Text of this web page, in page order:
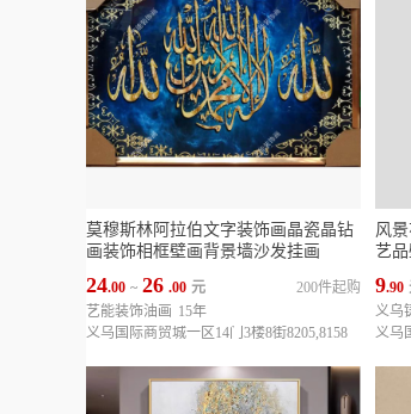
莫穆斯林阿拉伯文字装饰画晶瓷晶钻
画装饰相框壁画背景墙沙发挂画
24.00 ~ 26 .00 元
200件起购
艺能装饰油画 15年
义乌国际商贸城一区14门3楼8街8205,8158
风
艺
9.90
义乌
义乌